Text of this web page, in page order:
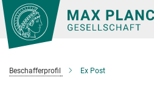
Hauptinhalt
Beschafferprofil Ex Post